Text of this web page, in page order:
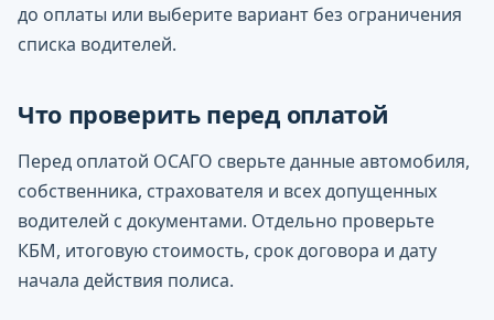
до оплаты или выберите вариант без ограничения
списка водителей.
Что проверить перед оплатой
Перед оплатой ОСАГО сверьте данные автомобиля,
собственника, страхователя и всех допущенных
водителей с документами. Отдельно проверьте
КБМ, итоговую стоимость, срок договора и дату
начала действия полиса.